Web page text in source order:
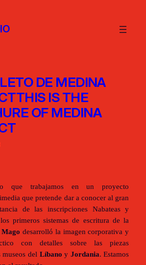
DE MEDINA
THIS IS THE
OF MEDINA
que trabajamos en un proyecto
que pretende dar a conocer al gran
de las inscripciones Nabateas y
primeros sistemas de escritura de la
Mago desarrolló la imagen corporativa y
con detalles sobre las piezas
museos del Líbano y Jordania. Estamos